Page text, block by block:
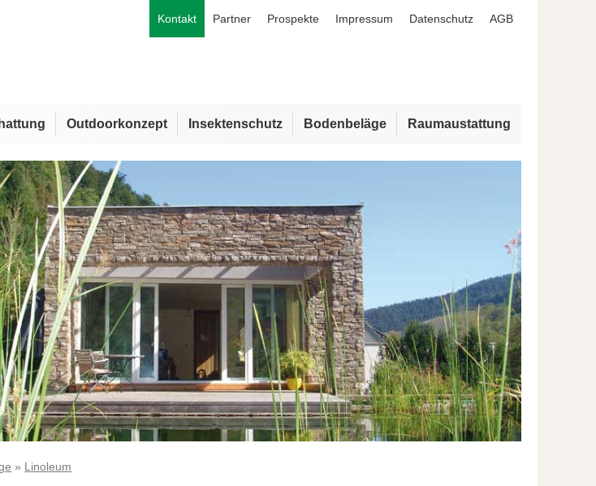
Kontakt Partner Prospekte Impressum Datenschutz AGB
Outdoorkonzept Insektenschutz Bodenbeläge Raumaustattung
» Linoleum